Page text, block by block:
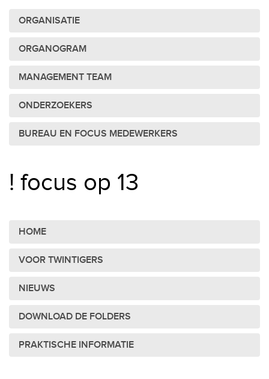
ORGANISATIE
ORGANOGRAM
MANAGEMENT TEAM
ONDERZOEKERS
BUREAU EN FOCUS MEDEWERKERS
! focus op 13
HOME
VOOR TWINTIGERS
NIEUWS
DOWNLOAD DE FOLDERS
PRAKTISCHE INFORMATIE